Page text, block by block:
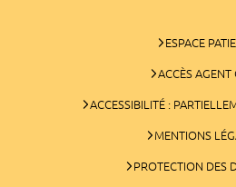
ESPACE
ACCÈS AGENT
ACCESSIBILITÉ :
MENTIONS
PROTECTION DES